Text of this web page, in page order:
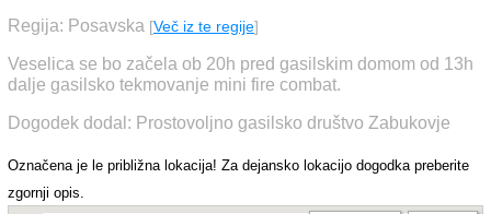
Regija: Posavska [Več iz te regije]
Veselica se bo začela ob 20h pred gasilskim domom od 13h
dalje gasilsko tekmovanje mini fire combat.
Dogodek dodal: Prostovoljno gasilsko društvo Zabukovje
Označena je le približna lokacija! Za dejansko lokacijo dogodka preberite
zgornji opis.